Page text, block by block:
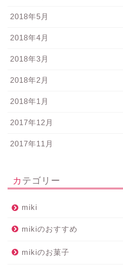
2018年5月
2018年4月
2018年3月
2018年2月
2018年1月
2017年12月
2017年11月
カテゴリー
miki
mikiのおすすめ
mikiのお菓子